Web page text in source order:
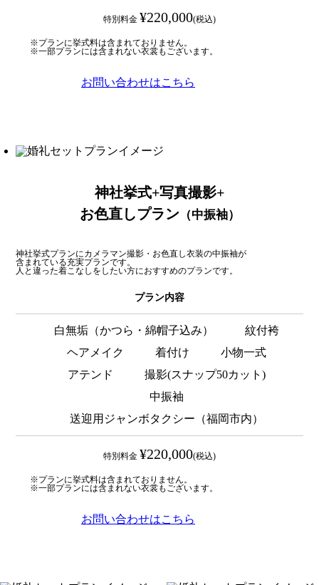
特別料金 ¥220,000(税込)
※プランに挙式料は含まれておりません。
※一部プランには含まれない衣裳もございます。
お問い合わせはこちら
神社挙式+写真撮影+
お色直しプラン （中振袖）
神社挙式プランにカメラマン撮影・お色直し衣装の中振袖が
含まれている充実プランです。
人と違った着こなしをしたい方におすすめのプランです。
プラン内容
白無垢（かつら・綿帽子込み）
紋付袴
ヘアメイク
着付け
小物一式
アテンド
撮影(スナップ50カット)
中振袖
送迎用ジャンボタクシー（福岡市内）
特別料金 ¥220,000(税込)
※プランに挙式料は含まれておりません。
※一部プランには含まれない衣裳もございます。
お問い合わせはこちら